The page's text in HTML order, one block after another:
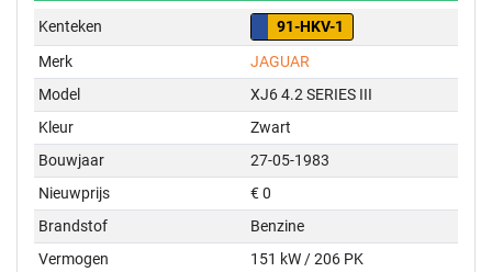
Kenteken
91-HKV-1
Merk
JAGUAR
Model
XJ6 4.2 SERIES III
Kleur
Zwart
Bouwjaar
27-05-1983
Nieuwprijs
€ 0
Brandstof
Benzine
Vermogen
151 kW / 206 PK